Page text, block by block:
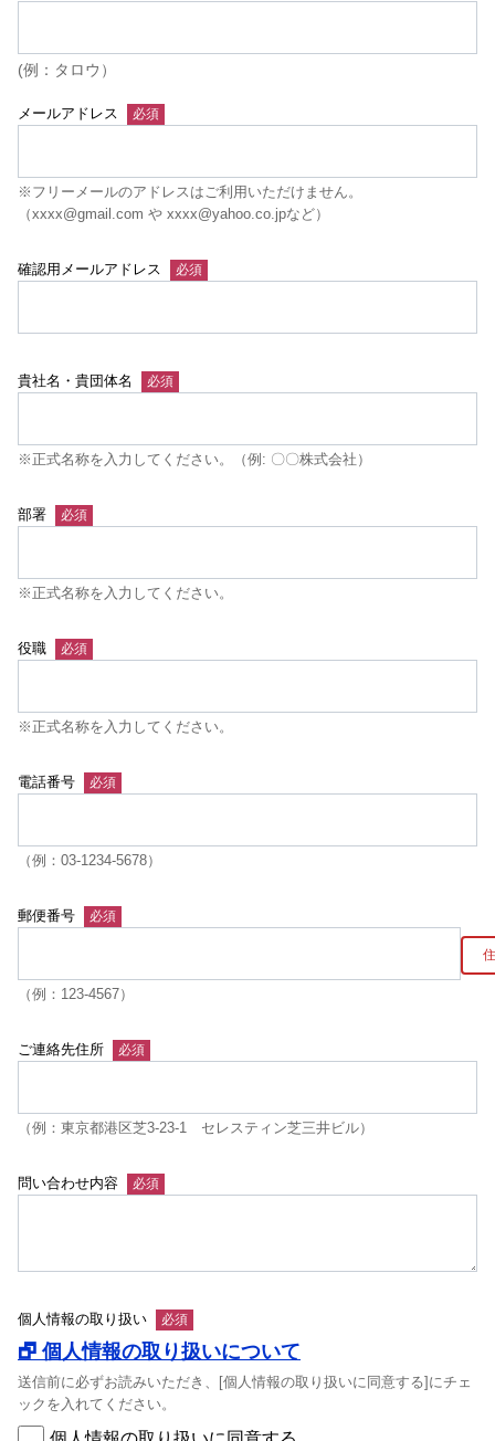
(例：タロウ）
メールアドレス
※フリーメールのアドレスはご利用いただけません。
（xxxx@gmail.com や xxxx@yahoo.co.jpなど）
確認用メールアドレス
貴社名・貴団体名
※正式名称を入力してください。（例: 〇〇株式会社）
部署
※正式名称を入力してください。
役職
※正式名称を入力してください。
電話番号
（例：03-1234-5678）
郵便番号
（例：123-4567）
ご連絡先住所
（例：東京都港区芝3-23-1 セレスティン芝三井ビル）
問い合わせ内容
個人情報の取り扱い
🗗 個人情報の取り扱いについて
送信前に必ずお読みいただき、[個人情報の取り扱いに同意する]にチェ
ックを入れてください。